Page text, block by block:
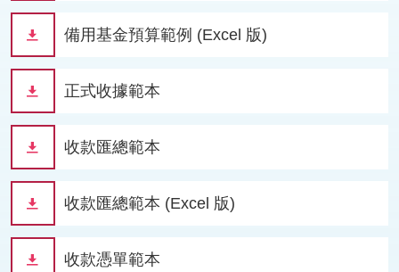
備用基金預算範例 (Excel 版)
正式收據範本
收款匯總範本
收款匯總範本 (Excel 版)
收款憑單範本